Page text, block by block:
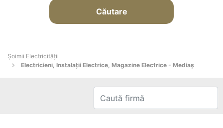
Căutare
Șoimii Electricității
Electricieni, Instalații Electrice, Magazine Electrice - Mediaş